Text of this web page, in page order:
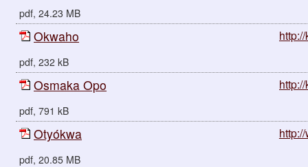
pdf, 24.23 MB
Okwaho
pdf, 232 kB
Osmaka Opo
pdf, 791 kB
Otyókwa
pdf, 20.85 MB